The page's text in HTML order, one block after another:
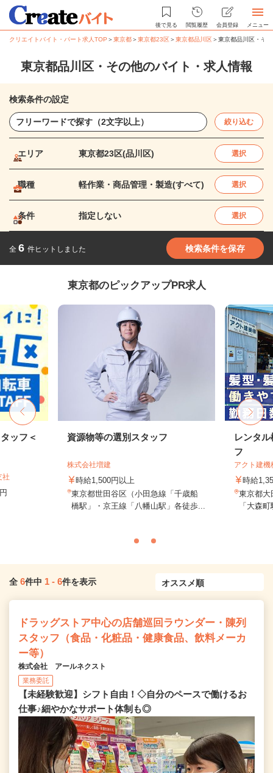
後で見る 閲覧履歴 会員登録 メニュー
クリエイトバイト・パート求人TOP ＞東京都＞東京都23区＞東京都品川区＞東京都品川区・そ
東京都品川区・その他のバイト・求人情報
検索条件の設定
絞り込む
エリア 東京都23区(品川区) 選択
職種 軽作業・商品管理・製造(すべて) 選択
条件 指定しない 選択
全 6 件ヒットしました 検索条件を保存
東京都のピックアップPR求人
ッフ＜
社
資源物等の選別スタッフ
株式会社増建
時給1,500円以上
東京都世田谷区（小田急線「千歳船
橋駅」・京王線「八幡山駅」各徒歩...
レンタ
フ
アクト建機
時給
東京都大
「大森
全 6件中 1 - 6件を表示
ドラッグストア中心の店舗巡回ラウンダー・陳列
スタッフ（食品・化粧品・健康食品、飲料メーカ
ー等）
株式会社 アールネクスト
業務委託
【未経験歓迎】シフト自由！◇自分のペースで働けるお
仕事♪細やかなサポート体制も◎